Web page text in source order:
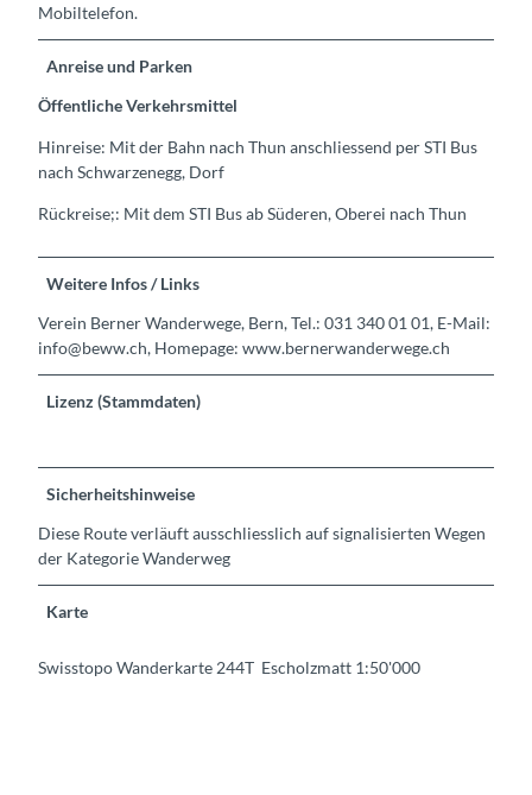
Mobiltelefon.
Anreise und Parken
Öffentliche Verkehrsmittel
Hinreise: Mit der Bahn nach Thun anschliessend per STI Bus
nach Schwarzenegg, Dorf
Rückreise;: Mit dem STI Bus ab Süderen, Oberei nach Thun
Weitere Infos / Links
Verein Berner Wanderwege, Bern, Tel.: 031 340 01 01, E-Mail:
info@beww.ch, Homepage: www.bernerwanderwege.ch
Lizenz (Stammdaten)
Sicherheitshinweise
Diese Route verläuft ausschliesslich auf signalisierten Wegen
der Kategorie Wanderweg
Karte
Swisstopo Wanderkarte 244T Escholzmatt 1:50'000